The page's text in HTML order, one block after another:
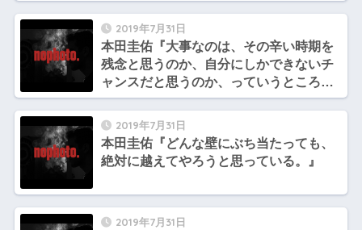
2019年7月31日
本田圭佑『大事なのは、その辛い時期を
残念と思うのか、自分にしかできないチ
ャンスだと思うのか、っていうところだ
と僕は思っている。』
2019年7月31日
本田圭佑『どんな壁にぶち当たっても、
絶対に越えてやろうと思っている。』
2019年7月31日